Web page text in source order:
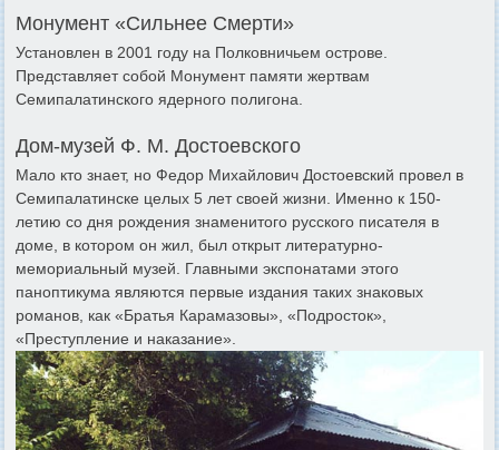
Монумент «Сильнее Смерти»
Установлен в 2001 году на Полковничьем острове.
Представляет собой Монумент памяти жертвам
Семипалатинского ядерного полигона.
Дом-музей Ф. М. Достоевского
Мало кто знает, но Федор Михайлович Достоевский провел в
Семипалатинске целых 5 лет своей жизни. Именно к 150-
летию со дня рождения знаменитого русского писателя в
доме, в котором он жил, был открыт литературно-
мемориальный музей. Главными экспонатами этого
паноптикума являются первые издания таких знаковых
романов, как «Братья Карамазовы», «Подросток»,
«Преступление и наказание».